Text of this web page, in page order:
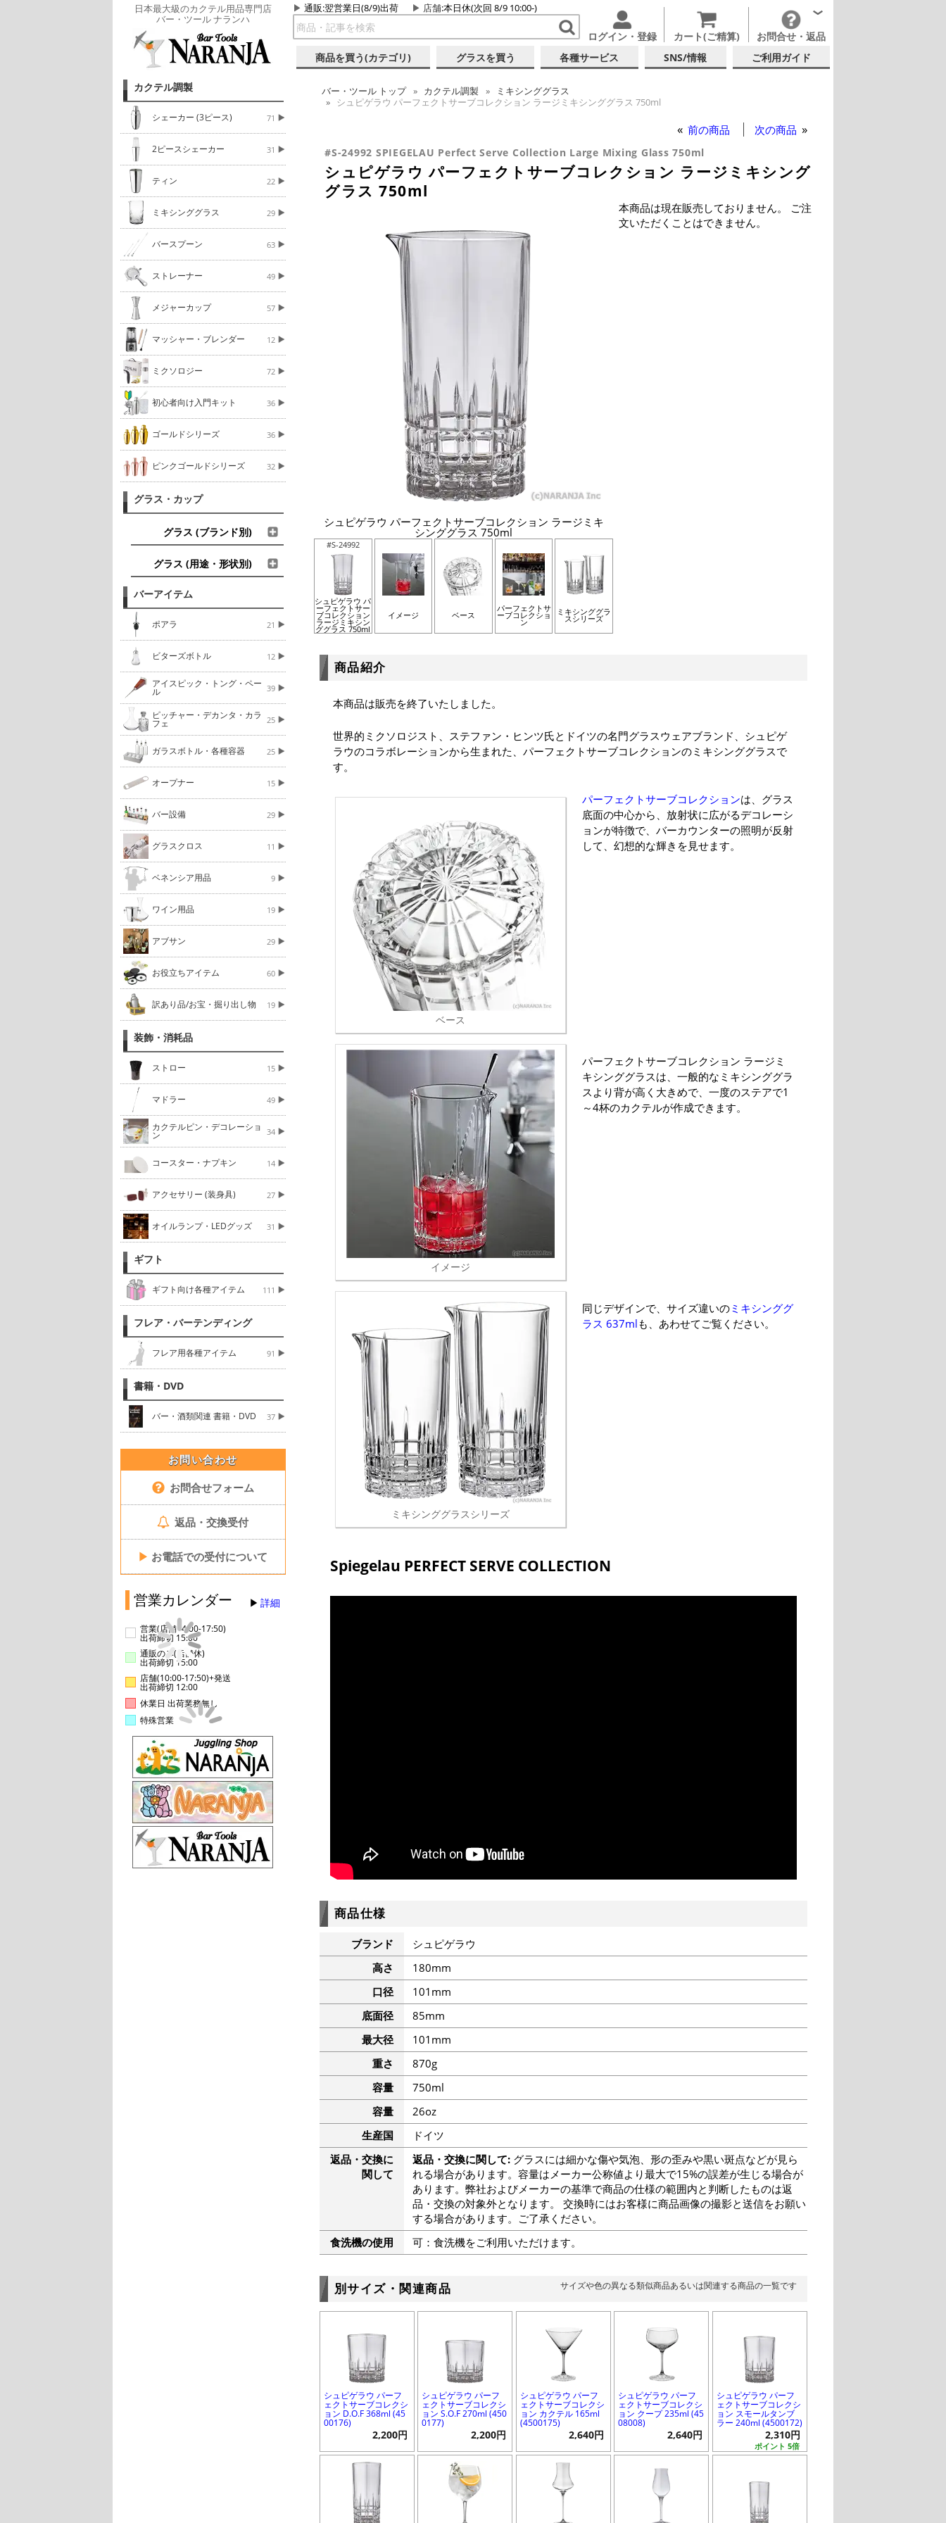
日本最大級のカクテル用品専門店
バー・ツール ナランハ
通販:翌営業日(8/9)出荷 店舗:本日休(次回 8/9 10:00-)
ログイン・登録 カート(ご精算) お問合せ・返品
商品を買う(カテゴリ) グラスを買う 各種サービス SNS/情報 ご利用ガイド
カクテル調製
シェーカー (3ピース) 71
2ピースシェーカー 31
ティン 22
ミキシンググラス 29
バースプーン 63
ストレーナー 49
メジャーカップ 57
マッシャー・ブレンダー 12
ミクソロジー 72
初心者向け入門キット 36
ゴールドシリーズ 36
ピンクゴールドシリーズ 32
グラス・カップ
グラス (ブランド別)
グラス (用途・形状別)
バーアイテム
ポアラ 21
ビターズボトル 12
アイスピック・トング・ペー
ル 39
ピッチャー・デカンタ・カラ
フェ 25
ガラスボトル・各種容器 25
オープナー 15
バー設備 29
グラスクロス 11
ベネンシア用品 9
ワイン用品 19
アブサン 29
お役立ちアイテム 60
訳あり品/お宝・掘り出し物 19
装飾・消耗品
ストロー 15
マドラー 49
カクテルピン・デコレーショ
ン 34
コースター・ナプキン 14
アクセサリー (装身具) 27
オイルランプ・LEDグッズ 31
ギフト
ギフト向け各種アイテム 111
フレア・バーテンディング
フレア用各種アイテム 91
書籍・DVD
バー・酒類関連 書籍・DVD 37
お問い合わせ
お問合せフォーム
返品・交換受付
▶ お電話での受付について
営業カレンダー 詳細
営業(店舗14:00-17:50)
出荷締切 15:00
通販のみ(店舗休)
出荷締切 15:00
店舗(10:00-17:50)+発送
出荷締切 12:00
休業日 出荷業務無し
特殊営業
バー・ツール トップ カクテル調製
ミキシンググラス
シュピゲラウ パーフェクトサーブコレクション ラージミキシンググラス 750ml
前の商品 次の商品
#S-24992 SPIEGELAU Perfect Serve Collection Large Mixing Glass 750ml
シュピゲラウ パーフェクトサーブコレクション ラージミキシング
グラス 750ml
シュピゲラウ パーフェクトサーブコレクション ラージミキ
シンググラス 750ml
#S-24992
シュピゲラウ パ
ーフェクトサー
ブコレクション
ラージミキシン
ググラス 750ml
イメージ ベース
パーフェクトサ
ーブコレクショ
ン
ミキシンググラ
スシリーズ
本商品は現在販売しておりません。 ご注
文いただくことはできません。
商品紹介
本商品は販売を終了いたしました。
世界的ミクソロジスト、ステファン・ヒンツ氏とドイツの名門グラスウェアブランド、シュピゲ
ラウのコラボレーションから生まれた、パーフェクトサーブコレクションのミキシンググラスで
す。
ベース
パーフェクトサーブコレクションは、グラス
底面の中心から、放射状に広がるデコレーシ
ョンが特徴で、バーカウンターの照明が反射
して、幻想的な輝きを見せます。
イメージ
パーフェクトサーブコレクション ラージミ
キシンググラスは、一般的なミキシンググラ
スより背が高く大きめで、一度のステアで1
～4杯のカクテルが作成できます。
ミキシンググラスシリーズ
同じデザインで、サイズ違いのミキシンググ
ラス 637mlも、あわせてご覧ください。
Spiegelau PERFECT SERVE COLLECTION
商品仕様
ブランド
シュピゲラウ
高さ
180mm
口径
101mm
底面径
85mm
最大径
101mm
重さ
870g
容量
750ml
容量
26oz
生産国
ドイツ
返品・交換に
関して
返品・交換に関して:グラスには細かな傷や気泡、形の歪みや黒い斑点などが見ら
れる場合があります。容量はメーカー公称値より最大で15%の誤差が生じる場合が
あります。弊社およびメーカーの基準で商品の仕様の範囲内と判断したものは返
品・交換の対象外となります。 交換時にはお客様に商品画像の撮影と送信をお願い
する場合があります。ご了承ください。
食洗機の使用
可：食洗機をご利用いただけます。
別サイズ・関連商品 サイズや色の異なる類似商品あるいは関連する商品の一覧です
シュピゲラウ パーフ
ェクトサーブコレクシ
ョン D.O.F 368ml (45
00176)
2,200円
シュピゲラウ パーフ
ェクトサーブコレクシ
ョン S.O.F 270ml (450
0177)
2,200円
シュピゲラウ パーフ
ェクトサーブコレクシ
ョン カクテル 165ml
(4500175)
2,640円
シュピゲラウ パーフ
ェクトサーブコレクシ
ョン クープ 235ml (45
08008)
2,640円
シュピゲラウ パーフ
ェクトサーブコレクシ
ョン スモールタンブ
ラー 240ml (4500172)
ポイント 5倍
2,310円